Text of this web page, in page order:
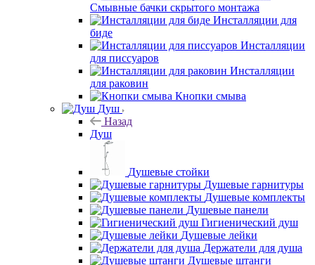
Смывные бачки скрытого монтажа
Инсталляции для
биде
Инсталляции
для писсуаров
Инсталляции
для раковин
Кнопки смыва
Душ
Назад
Душ
Душевые стойки
Душевые гарнитуры
Душевые комплекты
Душевые панели
Гигиенический душ
Душевые лейки
Держатели для душа
Душевые штанги